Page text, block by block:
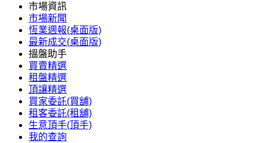
市場資訊
市場新聞
恆業週報(桌面版)
最新成交(桌面版)
搵盤助手
買賣精選
租盤精選
頂讓精選
買家委託(買舖)
租客委託(租舖)
生意頂手(頂手)
我的查詢